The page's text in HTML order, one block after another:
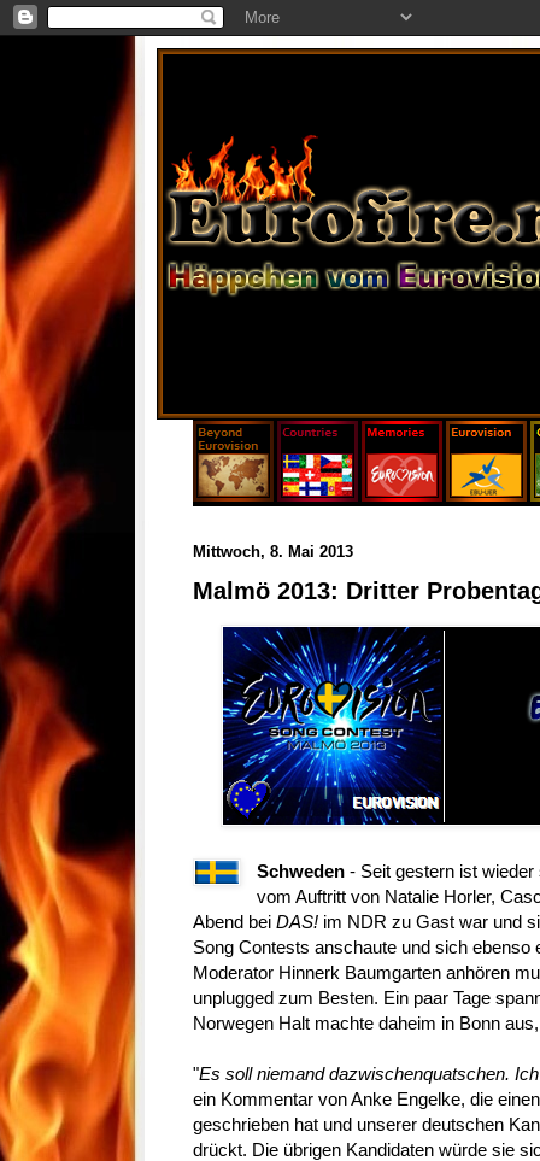
Mittwoch, 8. Mai 2013
Malmö 2013: Dritter
Schweden- Seit gestern ist
vom Auftritt von Natalie Horler,
Abend bei DAS! im NDR zu Gast war und
Song Contests anschaute und sich ebenso
Moderator Hinnerk Baumgarten anhören
unplugged zum Besten. Ein paar Tage
Norwegen Halt machte daheim in Bonn
"Es soll niemand dazwischenquatschen.
ein Kommentar von Anke Engelke, die
geschrieben hat und unserer deutschen
drückt. Die übrigen Kandidaten würde sie